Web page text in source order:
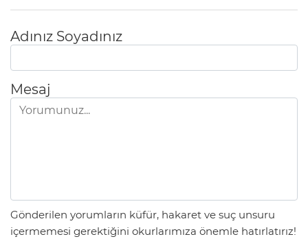
Adınız Soyadınız
Mesaj
Gönderilen yorumların küfür, hakaret ve suç unsuru
içermemesi gerektiğini okurlarımıza önemle hatırlatırız!